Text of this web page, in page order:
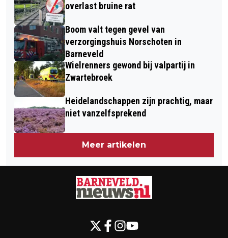
overlast bruine rat
Boom valt tegen gevel van
verzorgingshuis Norschoten in
Barneveld
Wielrenners gewond bij valpartij in
Zwartebroek
Heidelandschappen zijn prachtig, maar
niet vanzelfsprekend
Meer artikelen